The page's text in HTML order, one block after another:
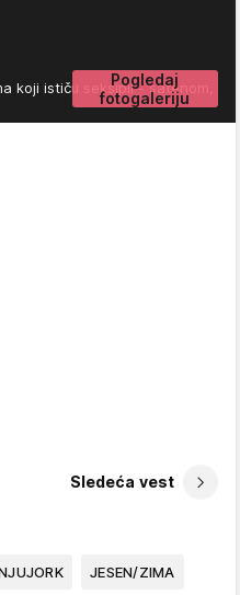
Pogledaj
fotogaleriju
koji ističu seksipil - satenom,
Sledeća vest
JESEN/ZIMA